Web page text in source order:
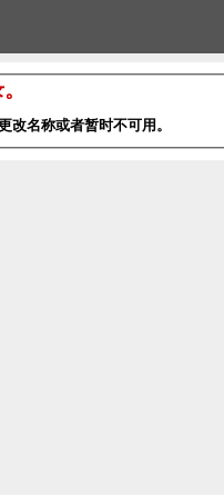
改名称或者暂时不可用。